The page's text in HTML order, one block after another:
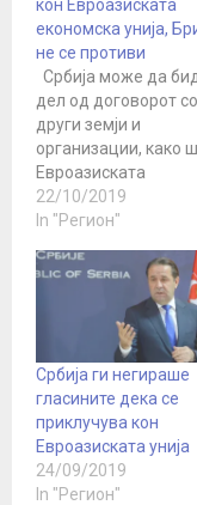
кон Евроазиската
економска унија,
не се противи
Србија може да
дел од договорот со
други земји и
организации, како
Евроазиската
економска унија
сè додека не стане
унија, изјавија за
во Брисел по повод
потпишување на
договорот Србија-
на 25 октомври.
Агенцијата наведува
дека „внимателно ја
следат“ ситуацијата…
22/10/2019
In "Регион"
Србија ги негираше
гласините дека се
приклучува кон
Евроазиската унија
24/09/2019
In "Регион"